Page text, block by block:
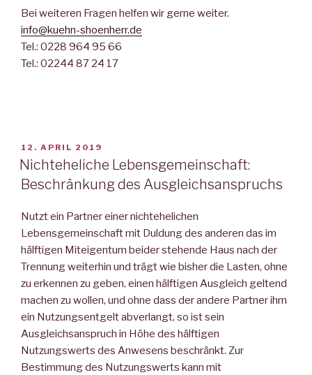
Bei weiteren Fragen helfen wir gerne weiter.
info@kuehn-shoenherr.de
Tel.: 0228 964 95 66
Tel.: 02244 87 24 17
VERÖFFENTLICHT
AM
12. APRIL 2019
Nichteheliche Lebensgemeinschaft:
Beschränkung des Ausgleichsanspruchs
Nutzt ein Partner einer nichtehelichen
Lebensgemeinschaft mit Duldung des anderen das im
hälftigen Miteigentum beider stehende Haus nach der
Trennung weiterhin und trägt wie bisher die Lasten, ohne
zu erkennen zu geben, einen hälftigen Ausgleich geltend
machen zu wollen, und ohne dass der andere Partner ihm
ein Nutzungsentgelt abverlangt, so ist sein
Ausgleichsanspruch in Höhe des hälftigen
Nutzungswerts des Anwesens beschränkt. Zur
Bestimmung des Nutzungswerts kann mit